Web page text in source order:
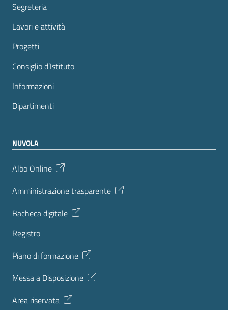
Segreteria
Lavori e attività
Progetti
Consiglio d’Istituto
Informazioni
Dipartimenti
NUVOLA
Albo Online
Amministrazione trasparente
Bacheca digitale
Registro
Piano di formazione
Messa a Disposizione
Area riservata